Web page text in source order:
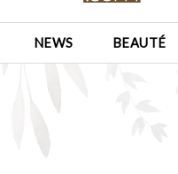
NEWS BEAUTÉ